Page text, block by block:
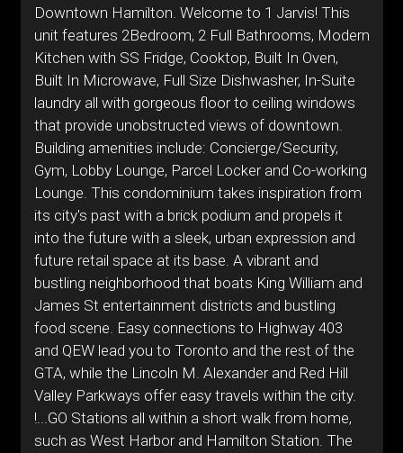
Downtown Hamilton. Welcome to 1 Jarvis! This
unit features 2Bedroom, 2 Full Bathrooms, Modern
Kitchen with SS Fridge, Cooktop, Built In Oven,
Built In Microwave, Full Size Dishwasher, In-Suite
laundry all with gorgeous floor to ceiling windows
that provide unobstructed views of downtown.
Building amenities include: Concierge/Security,
Gym, Lobby Lounge, Parcel Locker and Co-working
Lounge. This condominium takes inspiration from
its city's past with a brick podium and propels it
into the future with a sleek, urban expression and
future retail space at its base. A vibrant and
bustling neighborhood that boats King William and
James St entertainment districts and bustling
food scene. Easy connections to Highway 403
and QEW lead you to Toronto and the rest of the
GTA, while the Lincoln M. Alexander and Red Hill
Valley Parkways offer easy travels within the city.
!...GO Stations all within a short walk from home,
such as West Harbor and Hamilton Station. The